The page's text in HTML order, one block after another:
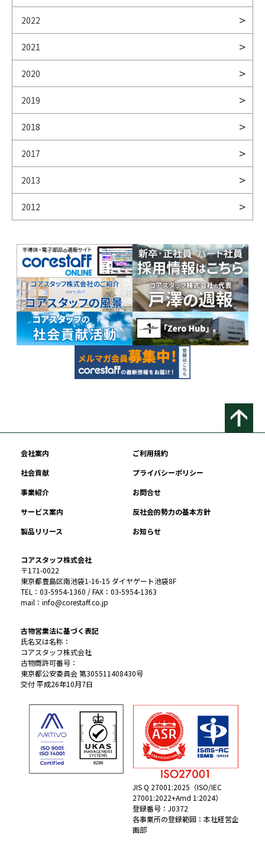
2022
2021
2020
2019
2018
2017
2013
2012
会社案内
ご利用規約
社会貢献
プライバシーポリシー
事業紹介
お問合せ
サービス案内
反社会的勢力の基本方針
製品リリース
お知らせ
コアスタッフ株式会社
〒171-0022
東京都豊島区南池袋1-16-15 ダイヤゲート池袋8F
TEL：03-5954-1360 / FAX：03-5954-1363
mail：info@corestaff.co.jp
古物営業法に基づく表記
氏名又は名称：
コアスタッフ株式会社
古物商許可番号：
東京都公安委員会 第305511408430号
交付 平成26年10月7日
JIS Q 27001:2025（ISO/IEC
27001:2022+Amd 1:2024）
登録番号：J0372
各事業所の登録範囲：本社経営企
画部